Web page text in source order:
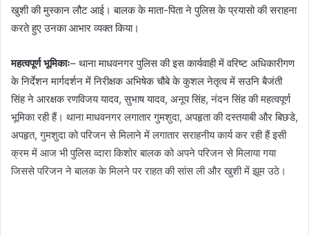
खुशी की मुस्कान लौट आई। बालक के माता-पिता ने पुलिस के प्रयासो की सराहना
करते हुए उनका आभार व्यक्त किया।
महत्वपूर्ण भूमिकाः– थाना माधवनगर पुलिस की इस कार्यवाही में वरिष्ट अधिकारीगण
के निर्देशन मार्गदर्शन में निरीक्षक अभिषेक चौबे के कुशल नेतृत्व में सउनि बैजंती
सिंह ने आरक्षक रणविजय यादव, सुभाष यादव, अनूप सिंह, नंदन सिंह की महत्वपूर्ण
भूमिका रही हैं। थाना माधवनगर लगातार गुमशुदा, अपहृता की दस्तयाबी और बिछडे,
अपहृत, गुमशुदा को परिजन से मिलाने में लगातार सराहनीय कार्य कर रही हैं इसी
क्रम में आज भी पुलिस व्दारा किशोर बालक को अपने परिजन से मिलाया गया
जिससे परिजन ने बालक के मिलने पर राहत की सांस ली और खुशी में झूम उठे।